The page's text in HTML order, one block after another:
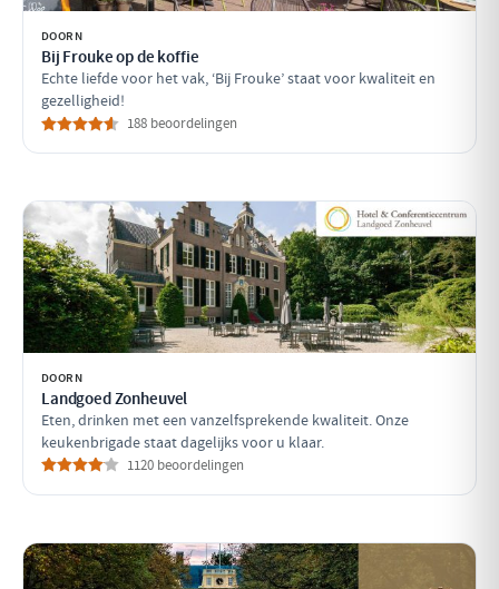
DOORN
Bij Frouke op de koffie
Echte liefde voor het vak, ‘Bij Frouke’ staat voor kwaliteit en
gezelligheid!
188 beoordelingen
DOORN
Landgoed Zonheuvel
Eten, drinken met een vanzelfsprekende kwaliteit. Onze
keukenbrigade staat dagelijks voor u klaar.
1120 beoordelingen